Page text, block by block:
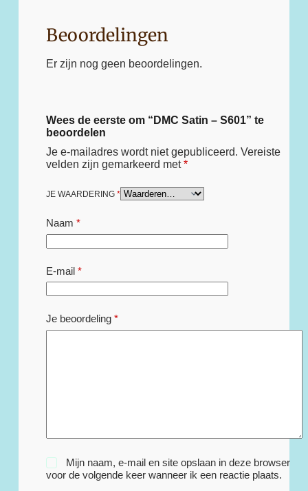
Beoordelingen
Er zijn nog geen beoordelingen.
Wees de eerste om “DMC Satin – S601” te
beoordelen
Je e-mailadres wordt niet gepubliceerd. Vereiste
velden zijn gemarkeerd met*
JE WAARDERING *
Naam *
E-mail*
Je beoordeling *
Mijn naam, e-mail en site opslaan in deze browser
voor de volgende keer wanneer ik een reactie plaats.